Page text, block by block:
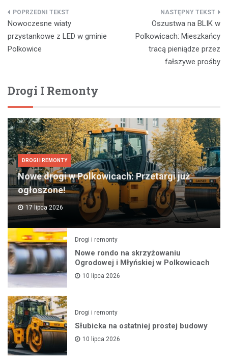
Nawigacja
wpisu
Nowoczesne wiaty
przystankowe z LED w gminie
Polkowice
Oszustwa na BLIK w
Polkowicach: Mieszkańcy
tracą pieniądze przez
fałszywe prośby
Drogi I Remonty
DROGI I REMONTY
Nowe drogi w Polkowicach: Przetargi już
ogłoszone!
17 lipca 2026
Drogi i remonty
Nowe rondo na skrzyżowaniu
Ogrodowej i Młyńskiej w Polkowicach
10 lipca 2026
Drogi i remonty
Słubicka na ostatniej prostej budowy
10 lipca 2026